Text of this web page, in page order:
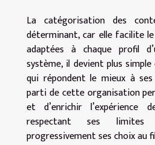
La catégorisation des
déterminant, car elle facilite
adaptées à chaque profil
système, il devient plus
qui répondent le mieux à
parti de cette organisation
et d’enrichir l’expérience
respectant ses
progressivement ses choix au